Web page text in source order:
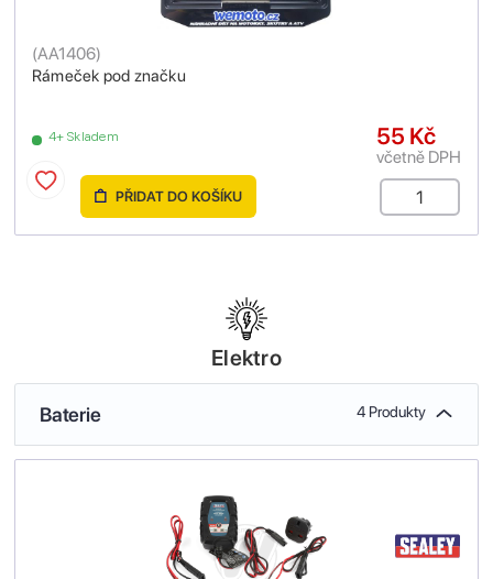
Rámeček pod značku
(AA1406)
4+ Skladem 55 Kč
včetně DPH
PŘIDAT DO KOŠÍKU
Elektro
Baterie 4 Produkty